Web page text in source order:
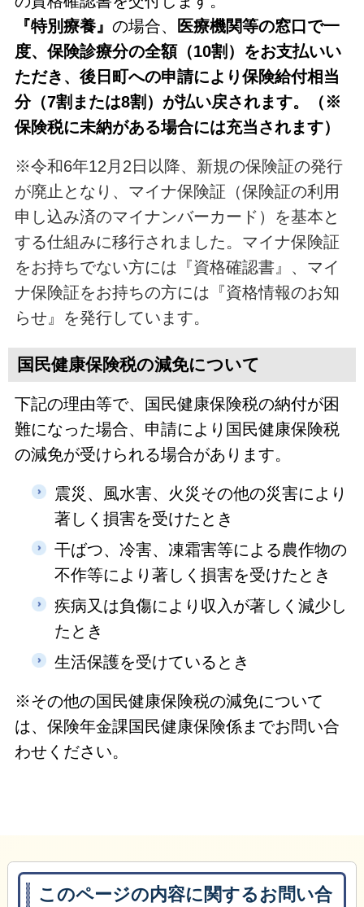
『特別療養』 の場合、
医療機関等の窓口で一
度、保険診療分の全額（10割）をお支払いい
ただき、後日町への申請により保険給付相当
分（7割または8割）が払い戻されます。（※
保険税に未納がある場合には充当されます）
※令和6年12月2日以降、新規の保険証の発行
が廃止となり、マイナ保険証（保険証の利用
申し込み済のマイナンバーカード）を基本と
する仕組みに移行されました。マイナ保険証
をお持ちでない方には『資格確認書』、マイ
ナ保険証をお持ちの方には『資格情報のお知
らせ』を発行しています。
国民健康保険税の減免について
下記の理由等で、国民健康保険税の納付が困
難になった場合、申請により国民健康保険税
の減免が受けられる場合があります。
震災、風水害、火災その他の災害により
著しく損害を受けたとき
干ばつ、冷害、凍霜害等による農作物の
不作等により著しく損害を受けたとき
疾病又は負傷により収入が著しく減少し
たとき
生活保護を受けているとき
※その他の国民健康保険税の減免について
は、保険年金課国民健康保険係までお問い合
わせください。
このページの内容に関するお問い合